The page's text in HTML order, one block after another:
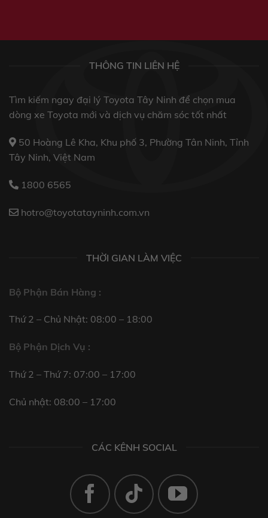
THÔNG TIN LIÊN HỆ
Tìm kiếm ngay đại lý Toyota Tây Ninh để chọn mua
dòng xe Toyota mới và dịch vụ chăm sóc tốt nhất
50 Hoàng Lê Kha, Khu phố 3, Phường Tân Ninh, Tỉnh
Tây Ninh, Việt Nam
1800 6565
hotro@toyotatayninh.com.vn
THỜI GIAN LÀM VIỆC
Bộ Phận Bán Hàng :
Thứ 2 – Chủ Nhật: 08:00 – 18:00
Bộ Phận Dịch Vụ :
Thứ 2 – Thứ 7: 07:00 – 17:00
Chủ nhật: 08:00 – 17:00
CÁC KÊNH SOCIAL